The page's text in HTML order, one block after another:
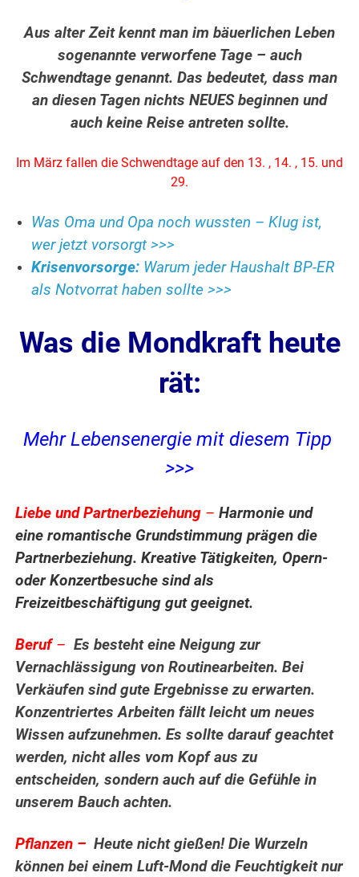
Aus alter Zeit kennt man im bäuerlichen Leben
sogenannte verworfene Tage – auch
Schwendtage genannt. Das bedeutet, dass man
an diesen Tagen nichts NEUES beginnen und
auch keine Reise antreten sollte.
Im März fallen die Schwendtage auf den 13. , 14. , 15. und
29.
Was Oma und Opa noch wussten – Klug ist,
wer jetzt vorsorgt >>>
Krisenvorsorge: Warum jeder Haushalt BP-ER
als Notvorrat haben sollte >>>
Was die Mondkraft heute
rät:
Mehr Lebensenergie mit diesem Tipp
>>>
Liebe und Partnerbeziehung –Harmonie und
eine romantische Grundstimmung prägen die
Partnerbeziehung. Kreative Tätigkeiten, Opern-
oder Konzertbesuche sind als
Freizeitbeschäftigung gut geeignet.
Beruf– Es besteht eine Neigung zur
Vernachlässigung von Routinearbeiten. Bei
Verkäufen sind gute Ergebnisse zu erwarten.
Konzentriertes Arbeiten fällt leicht um neues
Wissen aufzunehmen. Es sollte darauf geachtet
werden, nicht alles vom Kopf aus zu
entscheiden, sondern auch auf die Gefühle in
unserem Bauch achten.
Pflanzen – Heute nicht gießen! Die Wurzeln
können bei einem Luft-Mond die Feuchtigkeit nur